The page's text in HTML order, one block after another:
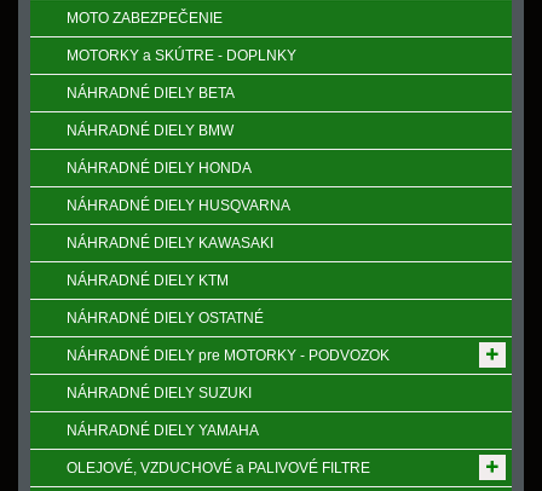
MOTO ZABEZPEČENIE
MOTORKY a SKÚTRE - DOPLNKY
NÁHRADNÉ DIELY BETA
NÁHRADNÉ DIELY BMW
NÁHRADNÉ DIELY HONDA
NÁHRADNÉ DIELY HUSQVARNA
NÁHRADNÉ DIELY KAWASAKI
NÁHRADNÉ DIELY KTM
NÁHRADNÉ DIELY OSTATNÉ
NÁHRADNÉ DIELY pre MOTORKY - PODVOZOK
NÁHRADNÉ DIELY SUZUKI
NÁHRADNÉ DIELY YAMAHA
OLEJOVÉ, VZDUCHOVÉ a PALIVOVÉ FILTRE